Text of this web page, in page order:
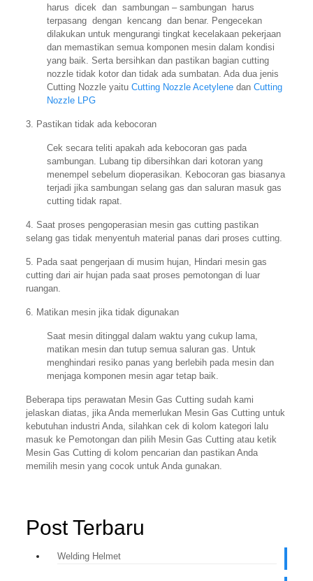
harus dicek dan sambungan – sambungan harus
terpasang dengan kencang dan benar. Pengecekan
dilakukan untuk mengurangi tingkat kecelakaan pekerjaan
dan memastikan semua komponen mesin dalam kondisi
yang baik. Serta bersihkan dan pastikan bagian cutting
nozzle tidak kotor dan tidak ada sumbatan. Ada dua jenis
Cutting Nozzle yaitu Cutting Nozzle Acetylenedan Cutting
Nozzle LPG
3. Pastikan tidak ada kebocoran
Cek secara teliti apakah ada kebocoran gas pada
sambungan. Lubang tip dibersihkan dari kotoran yang
menempel sebelum dioperasikan. Kebocoran gas biasanya
terjadi jika sambungan selang gas dan saluran masuk gas
cutting tidak rapat.
4. Saat proses pengoperasian mesin gas cutting pastikan
selang gas tidak menyentuh material panas dari proses cutting.
5. Pada saat pengerjaan di musim hujan, Hindari mesin gas
cutting dari air hujan pada saat proses pemotongan di luar
ruangan.
6. Matikan mesin jika tidak digunakan
Saat mesin ditinggal dalam waktu yang cukup lama,
matikan mesin dan tutup semua saluran gas. Untuk
menghindari resiko panas yang berlebih pada mesin dan
menjaga komponen mesin agar tetap baik.
Beberapa tips perawatan Mesin Gas Cutting sudah kami
jelaskan diatas, jika Anda memerlukan Mesin Gas Cutting untuk
kebutuhan industri Anda, silahkan cek di kolom kategori lalu
masuk ke Pemotongan dan pilih Mesin Gas Cutting atau ketik
Mesin Gas Cutting di kolom pencarian dan pastikan Anda
memilih mesin yang cocok untuk Anda gunakan.
Post Terbaru
Welding Helmet